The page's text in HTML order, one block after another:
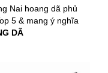
Nai hoang dã phủ
5 & mang ý nghĩa
DÃ